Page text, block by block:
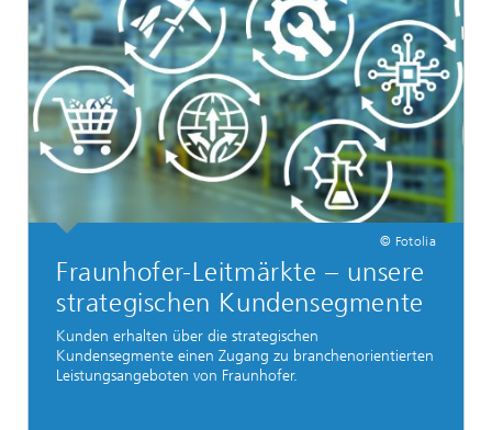
© Fotolia
Fraunhofer-Leitmärkte – unsere
strategischen Kundensegmente
Kunden erhalten über die strategischen
Kundensegmente einen Zugang zu branchenorientierten
Leistungsangeboten von Fraunhofer.